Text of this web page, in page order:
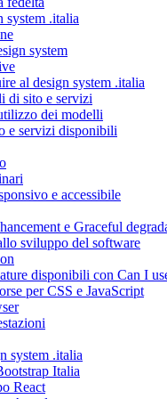
system .italia
system
al design system .italia
di sito e servizi
dei modelli
e servizi disponibili
e accessibile
e Graceful
sviluppo del software
disponibili con Can I
per CSS e JavaScript
system .italia
Italia
React